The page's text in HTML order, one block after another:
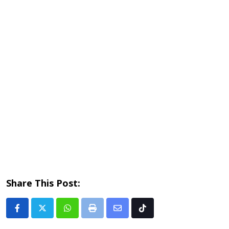
Share This Post:
Whatsapp
Print
Share Tiktok